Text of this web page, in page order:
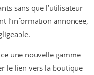
sans que l’utilisateur
l’information annoncée,
une nouvelle gamme
le lien vers la boutique